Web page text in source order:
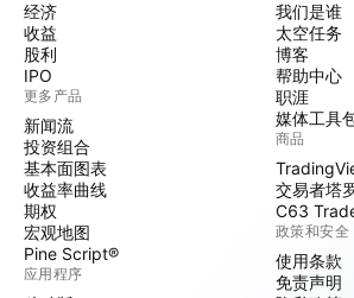
经济
收益
股利
IPO
更多产品
新闻流
投资组合
基本面图表
收益率曲线
期权
宏观地图
Pine Script®
应用程序
我们是谁
太空任务
博客
帮助中心
职涯
媒体工具
商品
交易者塔
C63
政策和安全
使用条款
免责声明